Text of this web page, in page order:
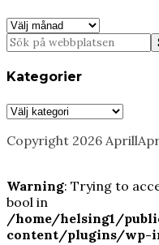
Arkiv
Kategorier
Kategorier
Copyright 2026
Warning: Trying to
bool in
/home/helsing1/
content/plugins/wp-